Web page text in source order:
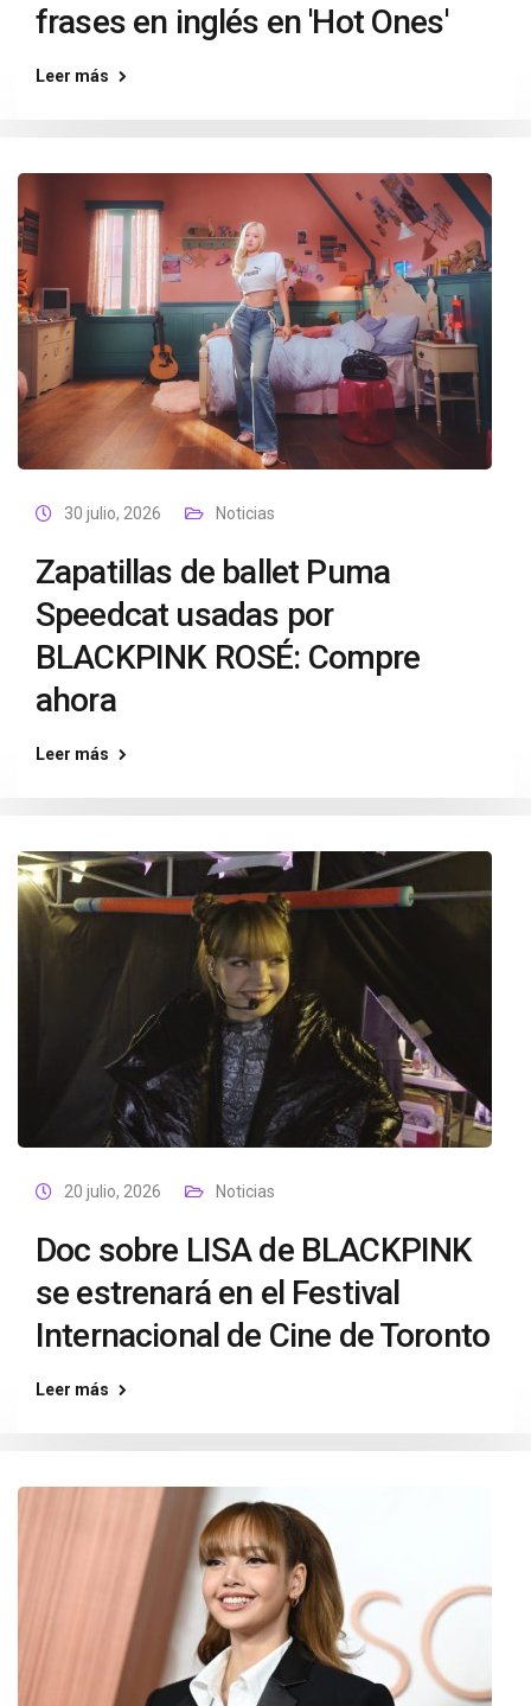
frases en inglés en 'Hot Ones'
Leer más
30 julio, 2026 Noticias
Zapatillas de ballet Puma
Speedcat usadas por
BLACKPINK ROSÉ: Compre
ahora
Leer más
20 julio, 2026 Noticias
Doc sobre LISA de BLACKPINK
se estrenará en el Festival
Internacional de Cine de Toronto
Leer más